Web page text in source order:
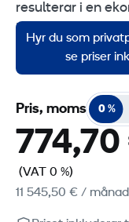
resulterar i en
Kan tina upp ca
330m² mark.
Hyr du som
se priser
Pris, moms 0 %
774,70
(VAT 0 %)
11 545,50 € / månad